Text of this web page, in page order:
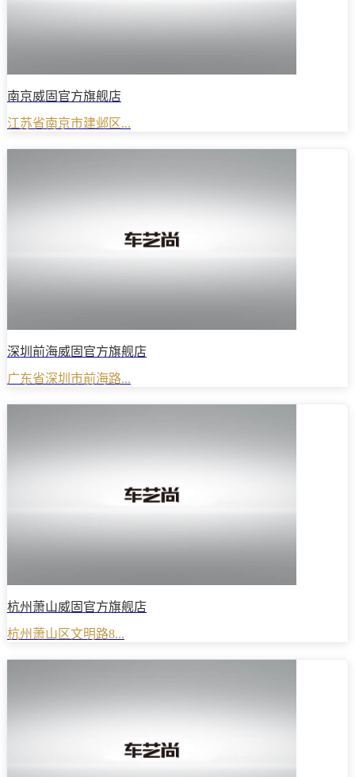
南京威固官方旗舰店
江苏省南京市建邺区...
深圳前海威固官方旗舰店
广东省深圳市前海路...
杭州萧山威固官方旗舰店
杭州萧山区文明路8...